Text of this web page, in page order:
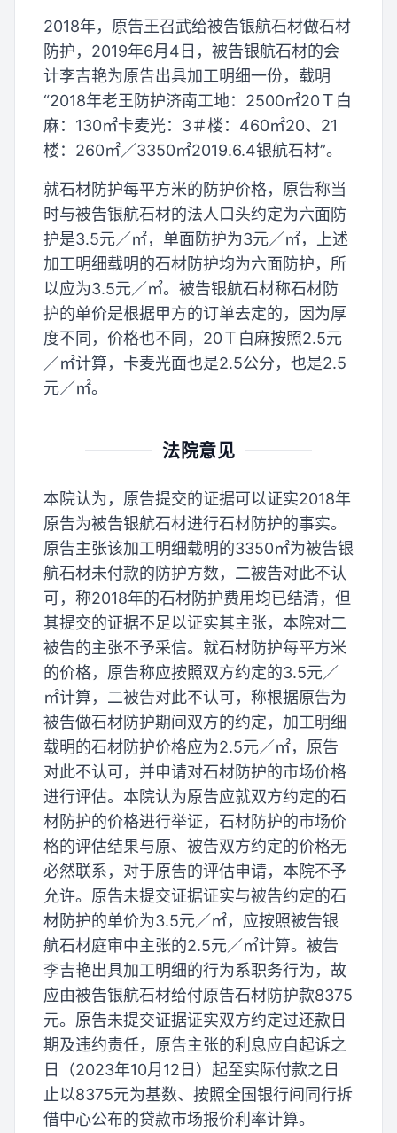
2018年，原告王召武给被告银航石材做石材
防护，2019年6月4日，被告银航石材的会
计李吉艳为原告出具加工明细一份，载明
“2018年老王防护济南工地：2500㎡20Ｔ白
麻：130㎡卡麦光：3＃楼：460㎡20、21
楼：260㎡／3350㎡2019.6.4银航石材”。
就石材防护每平方米的防护价格，原告称当
时与被告银航石材的法人口头约定为六面防
护是3.5元／㎡，单面防护为3元／㎡，上述
加工明细载明的石材防护均为六面防护，所
以应为3.5元／㎡。被告银航石材称石材防
护的单价是根据甲方的订单去定的，因为厚
度不同，价格也不同，20Ｔ白麻按照2.5元
／㎡计算，卡麦光面也是2.5公分，也是2.5
元／㎡。
法院意见
本院认为，原告提交的证据可以证实2018年
原告为被告银航石材进行石材防护的事实。
原告主张该加工明细载明的3350㎡为被告银
航石材未付款的防护方数，二被告对此不认
可，称2018年的石材防护费用均已结清，但
其提交的证据不足以证实其主张，本院对二
被告的主张不予采信。就石材防护每平方米
的价格，原告称应按照双方约定的3.5元／
㎡计算，二被告对此不认可，称根据原告为
被告做石材防护期间双方的约定，加工明细
载明的石材防护价格应为2.5元／㎡，原告
对此不认可，并申请对石材防护的市场价格
进行评估。本院认为原告应就双方约定的石
材防护的价格进行举证，石材防护的市场价
格的评估结果与原、被告双方约定的价格无
必然联系，对于原告的评估申请，本院不予
允许。原告未提交证据证实与被告约定的石
材防护的单价为3.5元／㎡，应按照被告银
航石材庭审中主张的2.5元／㎡计算。被告
李吉艳出具加工明细的行为系职务行为，故
应由被告银航石材给付原告石材防护款8375
元。原告未提交证据证实双方约定过还款日
期及违约责任，原告主张的利息应自起诉之
日（2023年10月12日）起至实际付款之日
止以8375元为基数、按照全国银行间同行拆
借中心公布的贷款市场报价利率计算。